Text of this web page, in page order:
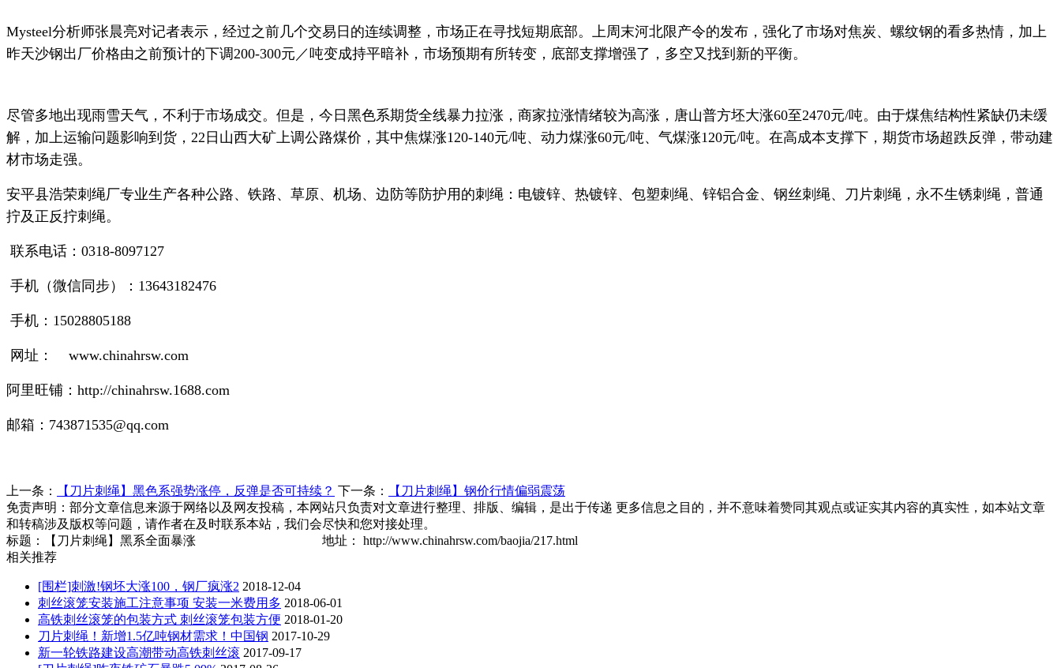
Mysteel分析师张晨亮对记者表示，经过之前几个交易日的连续调整，市场正在寻找短期底部。上周末河北限产令的发布，强化了市场对焦炭、螺纹钢的看多热情，加上
昨天沙钢出厂价格由之前预计的下调200-300元／吨变成持平暗补，市场预期有所转变，底部支撑增强了，多空又找到新的平衡。
尽管多地出现雨雪天气，不利于市场成交。但是，今日黑色系期货全线暴力拉涨，商家拉涨情绪较为高涨，唐山普方坯大涨60至2470元/吨。由于煤焦结构性紧缺仍未缓
解，加上运输问题影响到货，22日山西大矿上调公路煤价，其中焦煤涨120-140元/吨、动力煤涨60元/吨、气煤涨120元/吨。在高成本支撑下，期货市场超跌反弹，带动建
材市场走强。
安平县浩荣刺绳厂专业生产各种公路、铁路、草原、机场、边防等防护用的刺绳：电镀锌、热镀锌、包塑刺绳、锌铝合金、钢丝刺绳、刀片刺绳，永不生锈刺绳，普通
拧及正反拧刺绳。
联系电话：0318-8097127
手机（微信同步）：13643182476
手机：15028805188
网址： www.chinahrsw.com
阿里旺铺：http://chinahrsw.1688.com
邮箱：743871535@qq.com
上一条： 【刀片刺绳】黑色系强势涨停，反弹是否可持续？ 下一条：
【刀片刺绳】钢价行情偏弱震荡
免责声明：部分文章信息来源于网络以及网友投稿，本网站只负责对文章进行整理、排版、编辑，是出于传递 更多信息之目的，并不意味着赞同其观点或证实其内容的真实性，如本站文章
和转稿涉及版权等问题，请作者在及时联系本站，我们会尽快和您对接处理。
标题：【刀片刺绳】黑系全面暴涨 地址： http://www.chinahrsw.com/baojia/217.html
相关推荐
[围栏]刺激!钢坯大涨100，钢厂疯涨2 2018-12-04
刺丝滚笼安装施工注意事项 安装一米费用多 2018-06-01
高铁刺丝滚笼的包装方式 刺丝滚笼包装方便 2018-01-20
刀片刺绳！新增1.5亿吨钢材需求！中国钢 2017-10-29
新一轮铁路建设高潮带动高铁刺丝滚 2017-09-17